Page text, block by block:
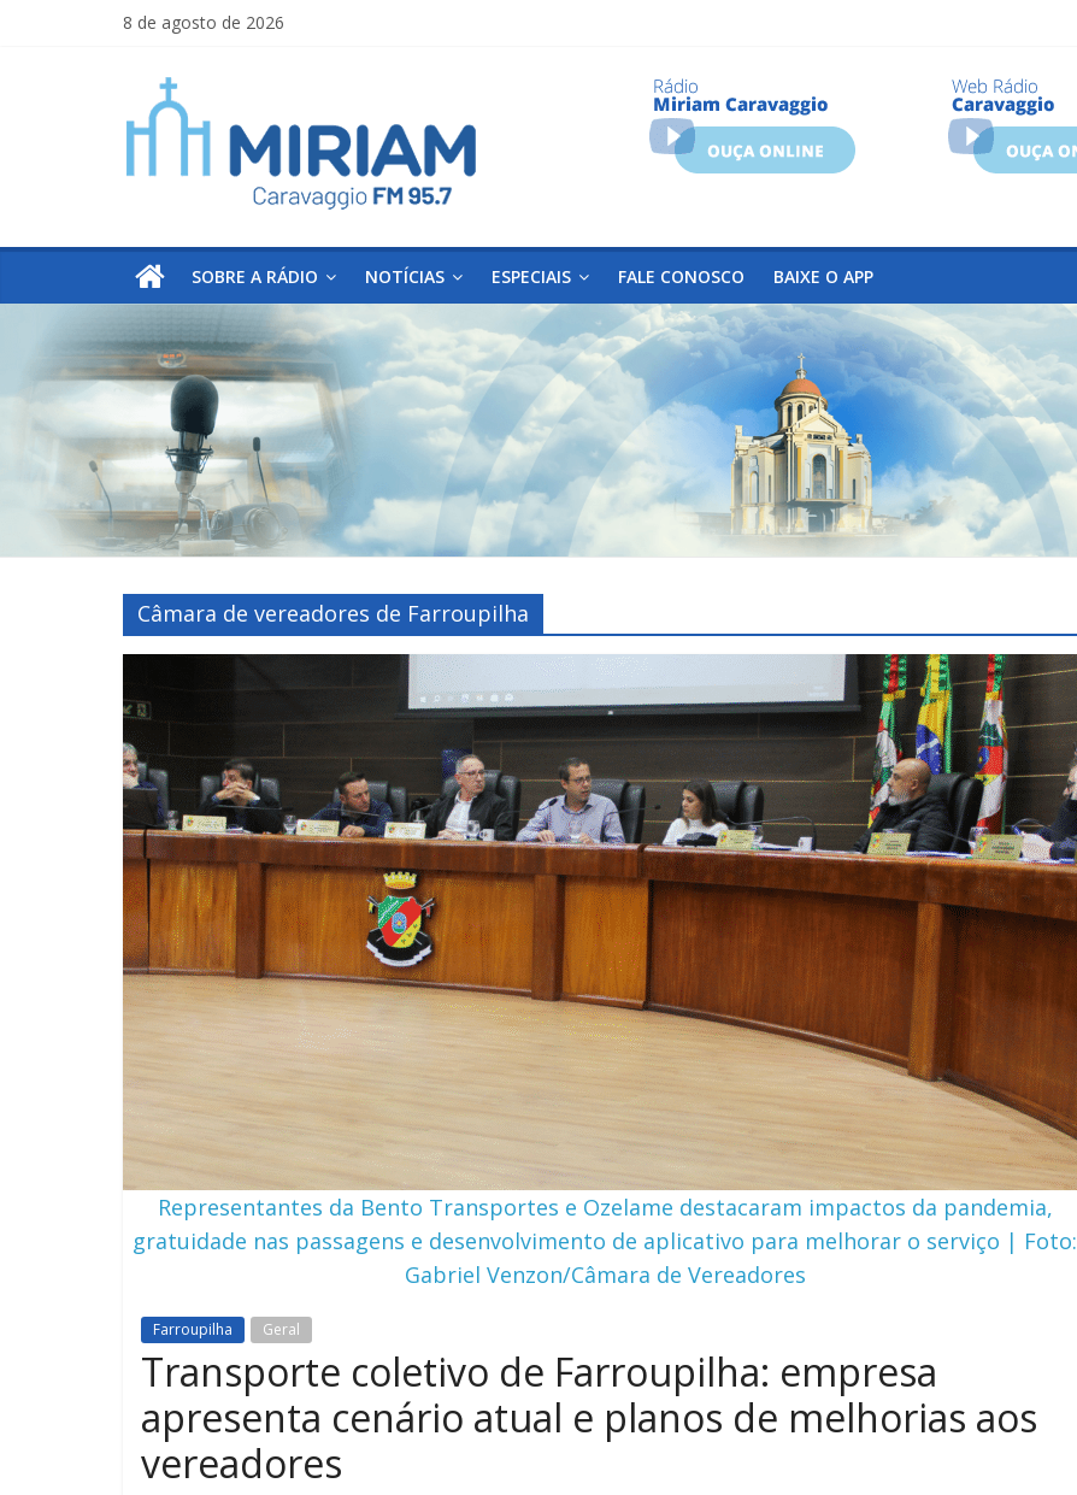
8 de agosto de 2026
Miriam
Caravaggio
–
RS
SOBRE A RÁDIO NOTÍCIAS ESPECIAIS FALE CONOSCO BAIXE O APP
Câmara de vereadores de Farroupilha
Representantes da Bento Transportes e Ozelame destacaram impactos da pandemia,
gratuidade nas passagens e desenvolvimento de aplicativo para melhorar o serviço | Foto:
Gabriel Venzon/Câmara de Vereadores
Farroupilha Geral
Transporte coletivo de Farroupilha: empresa
apresenta cenário atual e planos de melhorias aos
vereadores